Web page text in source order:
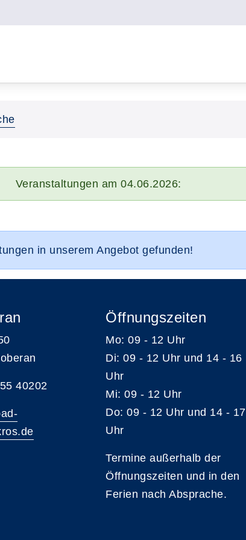
Veranstaltungen am 04.06.2026:
in unserem Angebot gefunden!
40202
Öffnungszeiten
Mo: 09 - 12 Uhr
Di: 09 - 12 Uhr und 14 - 16
Uhr
Mi: 09 - 12 Uhr
Do: 09 - 12 Uhr und 14 - 17
Uhr
Termine außerhalb der
Öffnungszeiten und in den
Ferien nach Absprache.